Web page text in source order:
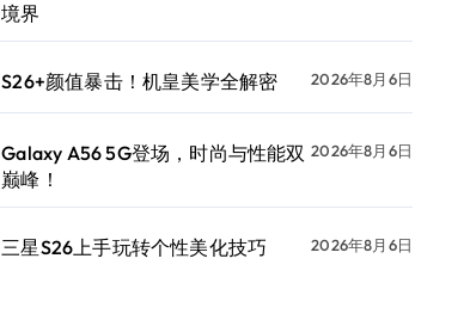
境界
S26+颜值暴击！机皇美学全解密 2026年8月6日
Galaxy A56 5G登场，时尚与性能双
巅峰！
2026年8月6日
三星S26上手玩转个性美化技巧 2026年8月6日